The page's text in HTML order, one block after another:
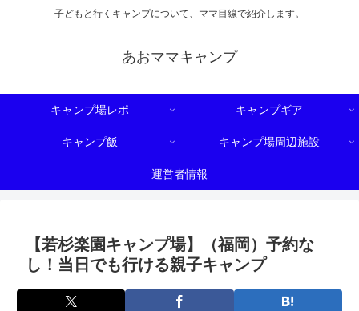
子どもと行くキャンプについて、ママ目線で紹介します。
あおママキャンプ
キャンプ場レポ キャンプギア
キャンプ飯 キャンプ場周辺施設
運営者情報
【若杉楽園キャンプ場】（福岡）予約な
し！当日でも行ける親子キャンプ